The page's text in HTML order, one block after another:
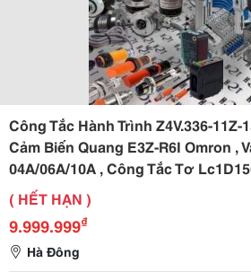
Công Tắc Hành Trình Z4V.336-11Z-
Cảm Biến Quang E3Z-R6I Omron ,
04A/06A/10A , Công Tắc Tơ
( HẾT HẠN )
9.999.999₫
Hà Đông